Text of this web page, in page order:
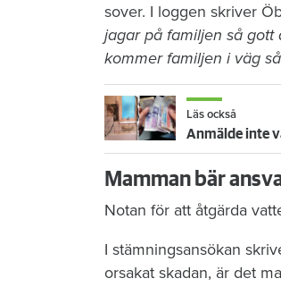
sover. I loggen skriver
jagar på familjen så gott
kommer familjen i väg
Läs också
Anmälde inte
Mamman bär
Notan för att åtgärda
I stämningsansökan
orsakat skadan, är det